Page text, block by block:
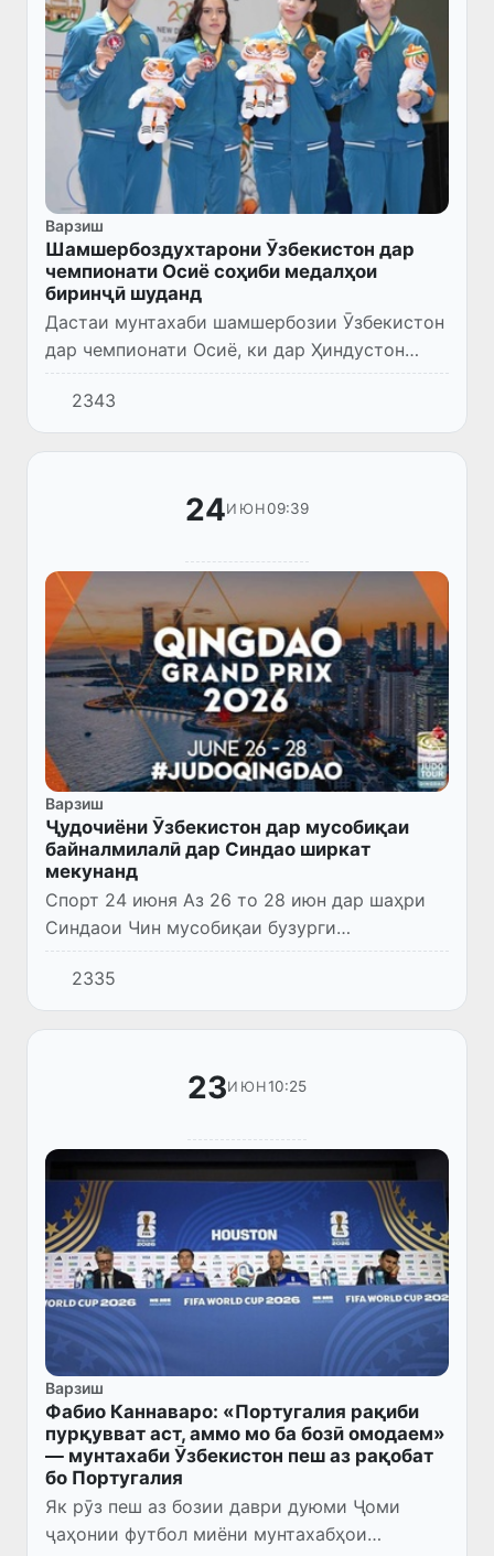
Варзиш
Шамшербоздухтарони Ӯзбекистон дар
чемпионати Осиё соҳиби медалҳои
биринҷӣ шуданд
Дастаи мунтахаби шамшербозии Ӯзбекистон
дар чемпионати Осиё, ки дар Ҳиндустон
баргузор мешавад, хазинаи медалҳои худро
бо як ҷоизаи дигар ғанӣ гардонд. Дар
мусобиқаҳои даставӣ аз р...
2343
24ИЮН09:39
Варзиш
Ҷудочиёни Ӯзбекистон дар мусобиқаи
байналмилалӣ дар Синдао ширкат
мекунанд
Спорт 24 июня Аз 26 то 28 июн дар шаҳри
Синдаои Чин мусобиқаи бузурги
байналмилалӣ оид ба ҷудо аз силсилаи
«Тоскулоҳи бузург» баргузор мешавад, ки аз
ҷумлаи мусобиқаҳои бонуфузи са...
2335
23ИЮН10:25
Варзиш
Фабио Каннаваро: «Португалия рақиби
пурқувват аст, аммо мо ба бозӣ омодаем»
— мунтахаби Ӯзбекистон пеш аз рақобат
бо Португалия
Як рӯз пеш аз бозии даври дуюми Ҷоми
ҷаҳонии футбол миёни мунтахабҳои